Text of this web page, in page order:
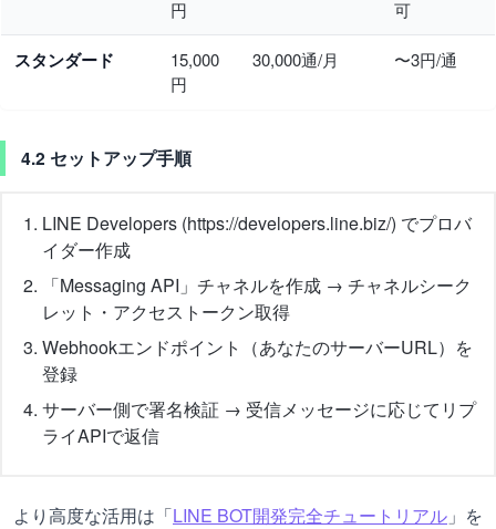
円
可
スタンダード
15,000
円
30,000通/月 〜3円/通
4.2 セットアップ手順
LINE Developers (https://developers.line.biz/) でプロバ
イダー作成
「Messaging API」チャネルを作成 → チャネルシーク
レット・アクセストークン取得
Webhookエンドポイント（あなたのサーバーURL）を
登録
サーバー側で署名検証 → 受信メッセージに応じてリプ
ライAPIで返信
より高度な活用は「LINE BOT開発完全チュートリアル 」を